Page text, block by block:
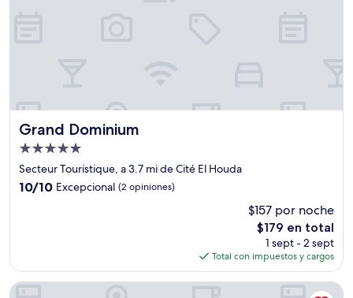
Grand Dominium
Grand Dominium
Propiedad
de
5.0
estrellas
Secteur Touristique, a 3.7 mi de Cité El Houda
10.0
10/10 Excepcional (2 opiniones)
$157 por noche
El
precio
actual
es
de
$179 en total
1 sept - 2 sept
Total con impuestos y cargos
Riad les Chtis d'Agadir